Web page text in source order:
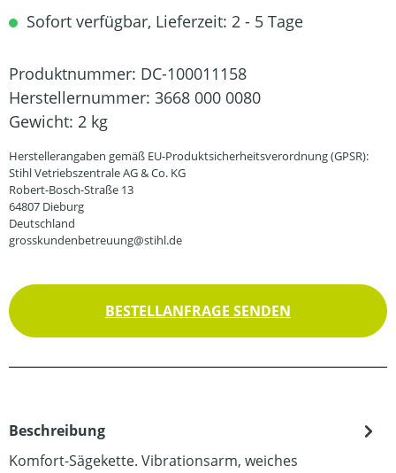
Sofort verfügbar, Lieferzeit: 2 - 5 Tage
Produktnummer: DC-100011158
Herstellernummer: 3668 000 0080
Gewicht: 2 kg
Herstellerangaben gemäß EU-Produktsicherheitsverordnung (GPSR):
Stihl Vetriebszentrale AG & Co. KG
Robert-Bosch-Straße 13
64807 Dieburg
Deutschland
grosskundenbetreuung@stihl.de
BESTELLANFRAGE SENDEN
Beschreibung
Komfort-Sägekette. Vibrationsarm, weiches